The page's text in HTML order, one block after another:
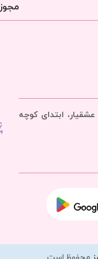
ابتدای کوچه
محفوظ است